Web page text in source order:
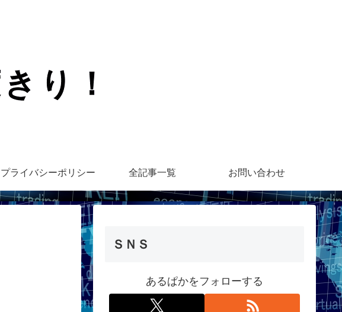
プライバシーポリシー 全記事一覧 お問い合わせ
ＳＮＳ
あるぱかをフォローする